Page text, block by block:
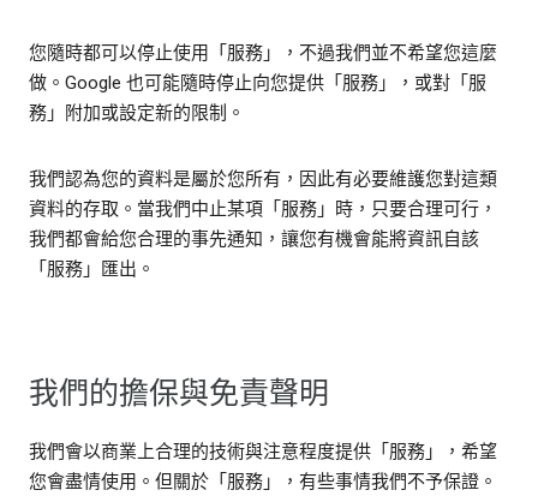
您隨時都可以停止使用「服務」，不過我們並不希望您這麼
做。Google 也可能隨時停止向您提供「服務」，或對「服
務」附加或設定新的限制。
我們認為您的資料是屬於您所有，因此有必要維護您對這類
資料的存取。當我們中止某項「服務」時，只要合理可行，
我們都會給您合理的事先通知，讓您有機會能將資訊自該
「服務」匯出。
我們的擔保與免責聲明
我們會以商業上合理的技術與注意程度提供「服務」，希望
您會盡情使用。但關於「服務」，有些事情我們不予保證。